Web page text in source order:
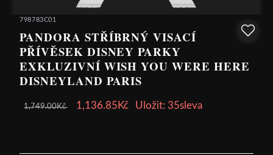
798783C01
PANDORA STŘÍBRNÝ VISACÍ
PŘÍVĚSEK DISNEY PARKY
EXKLUZIVNÍ WISH YOU WERE HERE
DISNEYLAND PARIS
1,749.00Kč 1,136.85Kč Uložit: 35sleva